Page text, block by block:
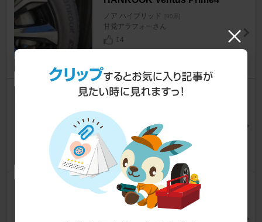
ノア ハイブリッド [90系]
甘党アラフォーさん
14
トヨタ(純正) 外部給電アタッチ
ノア ハイブリッド
ＮＥＯさん
ノーブランド シートベルトバッ
クルカバー